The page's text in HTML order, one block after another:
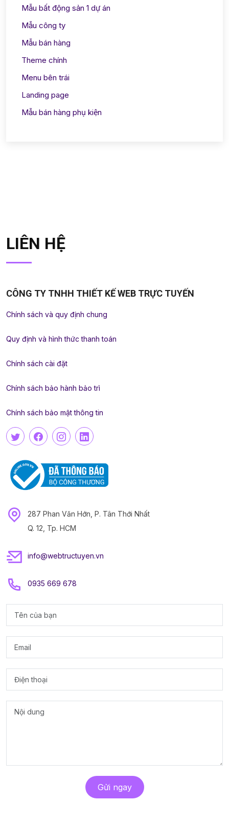
Mẫu bất động sản 1 dự án
Mẫu công ty
Mẫu bán hàng
Theme chính
Menu bên trái
Landing page
Mẫu bán hàng phụ kiện
LIÊN HỆ
CÔNG TY TNHH THIẾT KẾ WEB TRỰC TUYẾN
Chính sách và quy định chung
Quy định và hình thức thanh toán
Chính sách cài đặt
Chính sách bảo hành bảo trì
Chính sách bảo mật thông tin
287 Phan Văn Hớn, P. Tân Thới Nhất
Q. 12, Tp. HCM
info@webtructuyen.vn
0935 669 678
Gửi ngay